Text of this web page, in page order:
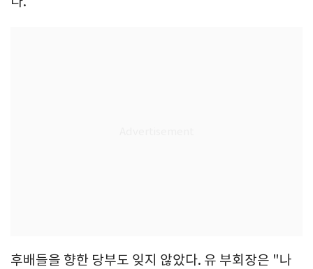
후배들을 향한 당부도 잊지 않았다. 유 부회장은 "나